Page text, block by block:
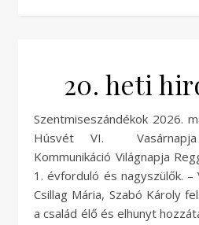
20. heti
Szentmiseszándékok 2026. május 10-17. Május 10.
Húsvét VI.
Kommunikáció Világnapja
1. évforduló és nagyszülők.
Csillag Mária, Szabó Károly
a család élő és elhunyt